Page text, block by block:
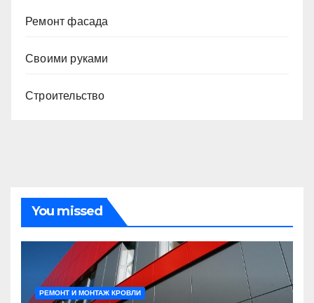
Ремонт фасада
Своими руками
Строительство
You missed
РЕМОНТ И МОНТАЖ КРОВЛИ